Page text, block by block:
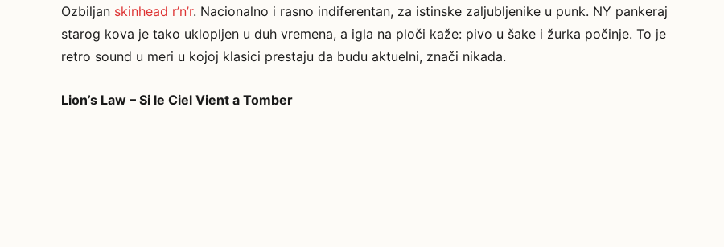
Ozbiljan skinhead r’n’r. Nacionalno i rasno indiferentan, za istinske zaljubljenike u punk. NY pankeraj
starog kova je tako uklopljen u duh vremena, a igla na ploči kaže: pivo u šake i žurka počinje. To je
retro sound u meri u kojoj klasici prestaju da budu aktuelni, znači nikada.
Lion’s Law – Si le Ciel Vient a Tomber